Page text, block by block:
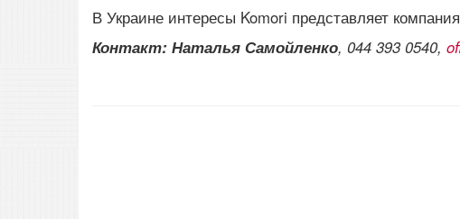
В Украине интересы Komori представляет
Контакт: Наталья Самойленко, 044 393 0540,